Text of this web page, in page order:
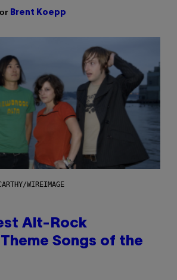
Brent Koepp
WIREIMAGE
Alt-Rock
Songs of the